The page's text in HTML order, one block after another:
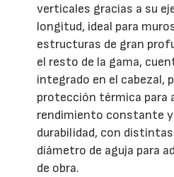
verticales gracias a su
longitud, ideal para
estructuras de gran
el resto de la gama,
integrado en el cabezal,
protección térmica para
rendimiento constante y
durabilidad, con
diámetro de aguja para
de obra.